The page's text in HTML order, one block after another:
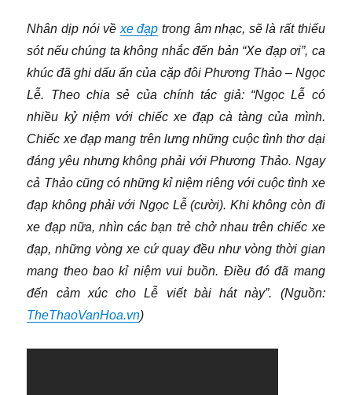
Nhân dịp nói về xe đạp trong âm nhạc, sẽ là rất thiếu
sót nếu chúng ta không nhắc đến bản “Xe đạp ơi”, ca
khúc đã ghi dấu ấn của cặp đôi Phương Thảo – Ngọc
Lễ. Theo chia sẻ của chính tác giả: “Ngọc Lễ có
nhiều kỷ niệm với chiếc xe đạp cà tàng của mình.
Chiếc xe đạp mang trên lưng những cuộc tình thơ dại
đáng yêu nhưng không phải với Phương Thảo. Ngay
cả Thảo cũng có những kỉ niệm riêng với cuộc tình xe
đạp không phải với Ngọc Lễ (cười). Khi không còn đi
xe đạp nữa, nhìn các bạn trẻ chở nhau trên chiếc xe
đạp, những vòng xe cứ quay đều như vòng thời gian
mang theo bao kỉ niệm vui buồn. Điều đó đã mang
đến cảm xúc cho Lễ viết bài hát này”. (Nguồn:
TheThaoVanHoa.vn)